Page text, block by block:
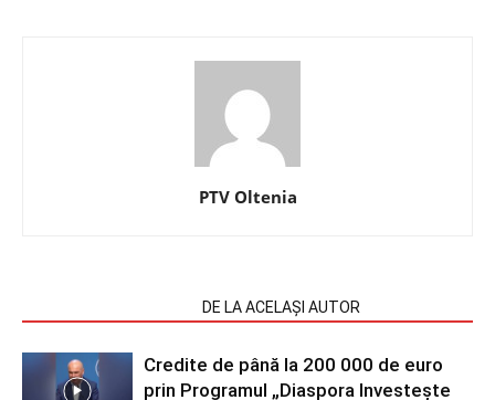
PTV Oltenia
DE LA ACELAȘI AUTOR
Credite de până la 200 000 de euro
prin Programul „Diaspora Investește